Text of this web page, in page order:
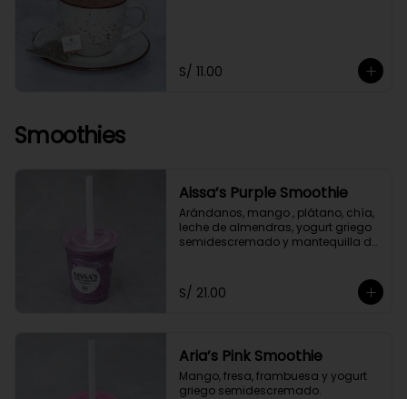
S/ 11.00
Smoothies
Aissa’s Purple Smoothie
Arándanos, mango , plátano, chía,
leche de almendras, yogurt griego
semidescremado y mantequilla de
S/ 21.00
Aria’s Pink Smoothie
Mango, fresa, frambuesa y yogurt
griego semidescremado.